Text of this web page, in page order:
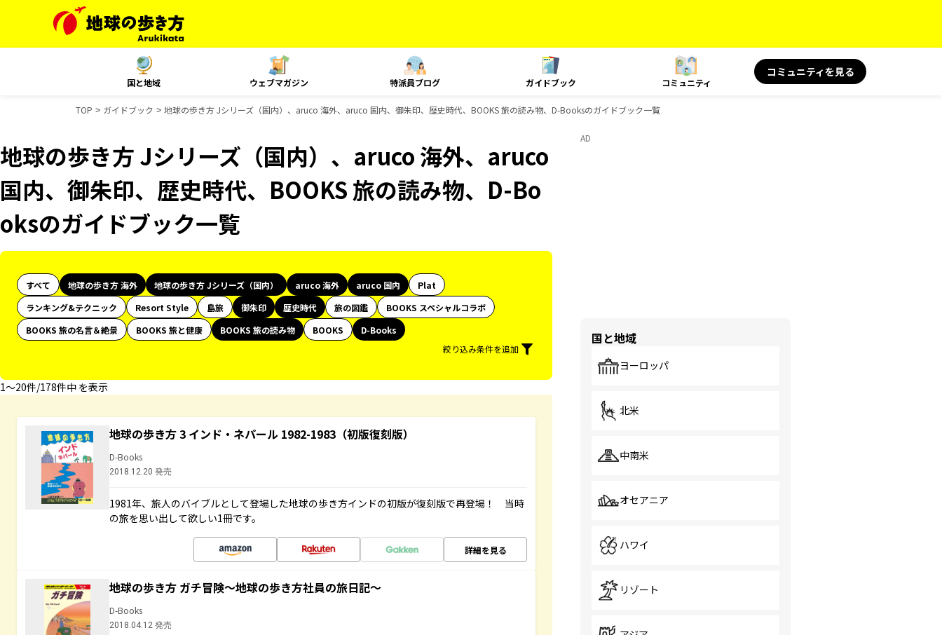
国と地域 ウェブマガジン 特派員ブログ ガイドブック コミュニティ
コミュニティを見る
TOP ガイドブック 地球の歩き方 Jシリーズ（国内）、aruco 海外、aruco 国内、御朱印、歴史時代、BOOKS 旅の読み物、D-Booksのガイドブック一覧
地球の歩き方 Jシリーズ（国内）、aruco 海外、aruco
国内、御朱印、歴史時代、BOOKS 旅の読み物、D-Bo
oksのガイドブック一覧
すべて 地球の歩き方 海外 地球の歩き方 Jシリーズ（国内） aruco 海外 aruco 国内
Plat
ランキング&テクニック
Resort Style 島旅 御朱印 歴史時代 旅の図鑑
BOOKS スペシャルコラボ
BOOKS 旅の名言＆絶景
BOOKS 旅と健康 BOOKS 旅の読み物 BOOKS
D-Books
絞り込み条件を追加
1〜20件/178件中 を表示
地球の歩き方 3 インド・ネパール 1982-1983（初版復刻版）
D-Books
2018.12.20 発売
1981年、旅人のバイブルとして登場した地球の歩き方インドの初版が復刻版で再登場！ 当時
の旅を思い出して欲しい1冊です。
詳細を見る
地球の歩き方 ガチ冒険～地球の歩き方社員の旅日記～
D-Books
2018.04.12 発売
AD
国と地域
ヨーロッパ
北米
中南米
オセアニア
ハワイ
リゾート